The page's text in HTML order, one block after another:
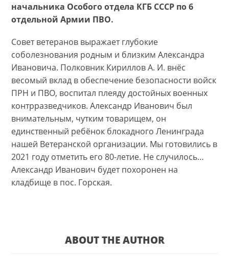
начальника Особого отдела КГБ СССР по 6
отдельной Армии ПВО.
Совет ветеранов выражает глубокие
соболезнования родным и близким Александра
Ивановича. Полковник Кириллов А. И. внёс
весомый вклад в обеспечение безопасности войск
ПРН и ПВО, воспитал плеяду достойных военных
контрразведчиков. Александр Иванович был
внимательным, чутким товарищем, он
единственный ребёнок блокадного Ленинграда
нашей Ветеранской организации. Мы готовились в
2021 году отметить его 80-летие. Не случилось…
Александр Иванович будет похоронен на
кладбище в пос. Горская.
ABOUT THE AUTHOR